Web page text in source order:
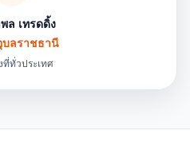
ล เทรดดิ้ง
บลราชธานี
ทั่วประเทศ